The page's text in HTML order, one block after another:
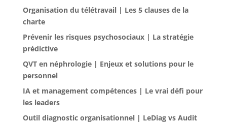
Organisation du télétravail | Les 5 clauses de la
charte
Prévenir les risques psychosociaux | La stratégie
prédictive
QVT en néphrologie | Enjeux et solutions pour le
personnel
IA et management compétences | Le vrai défi pour
les leaders
Outil diagnostic organisationnel | LeDiag vs Audit